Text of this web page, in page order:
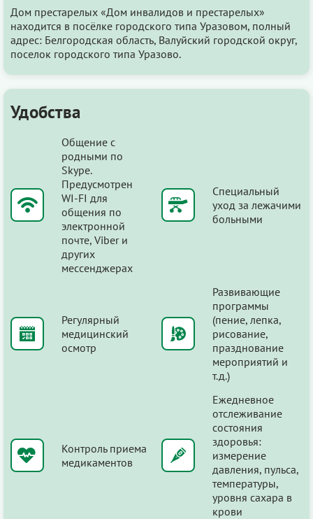
Дом престарелых «Дом инвалидов и престарелых»
находится в посёлке городского типа Уразовом, полный
адрес: Белгородская область, Валуйский городской округ,
поселок городского типа Уразово.
Удобства
Общение с
родными по
Skype.
Предусмотрен
WI-FI для
общения по
электронной
почте, Viber и
других
мессенджерах
Специальный
уход за лежачими
больными
Регулярный
медицинский
осмотр
Развивающие
программы
(пение, лепка,
рисование,
празднование
мероприятий и
т.д.)
Контроль приема
медикаментов
Ежедневное
отслеживание
состояния
здоровья:
измерение
давления, пульса,
температуры,
уровня сахара в
крови